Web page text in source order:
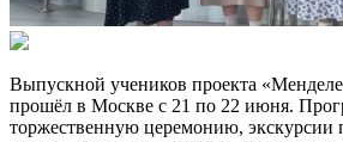
Выпускной учеников проекта
прошёл в Москве с 21 по 22 июня.
торжественную церемонию, экскурсии